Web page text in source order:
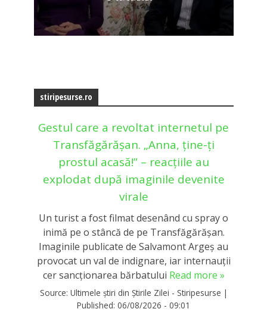
stiripesurse.ro
Gestul care a revoltat internetul pe
Transfăgărășan. „Anna, ține-ți
prostul acasă!” – reacțiile au
explodat după imaginile devenite
virale
Un turist a fost filmat desenând cu spray o
inimă pe o stâncă de pe Transfăgărășan.
Imaginile publicate de Salvamont Argeș au
provocat un val de indignare, iar internauții
cer sancționarea bărbatului Read more »
Source: Ultimele știri din Știrile Zilei - Stiripesurse |
Published: 06/08/2026 - 09:01